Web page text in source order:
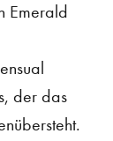
Emerald
der das